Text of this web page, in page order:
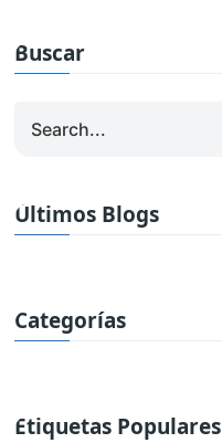
Buscar
Últimos Blogs
Categorías
Etiquetas Populares